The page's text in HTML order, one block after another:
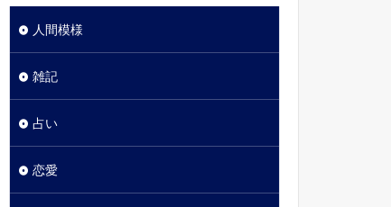
人間模様
雑記
占い
恋愛